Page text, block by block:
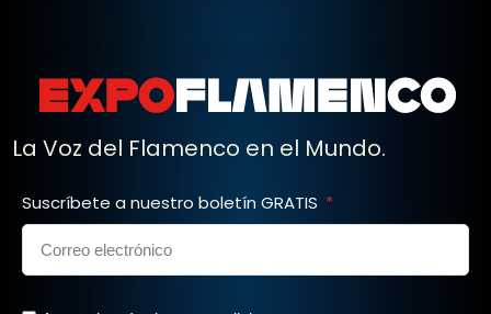
La Voz del Flamenco en el Mundo.
Suscríbete a nuestro boletín GRATIS